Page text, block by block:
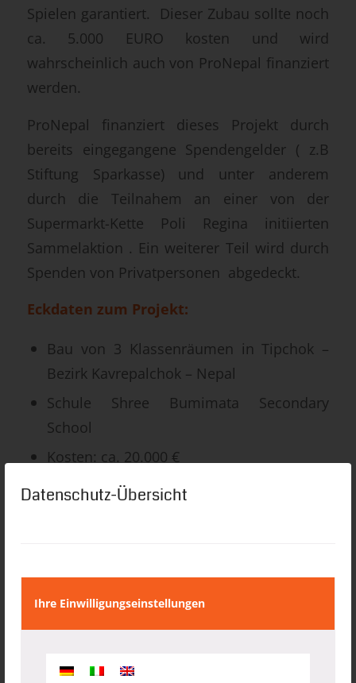
Datenschutz-Übersicht
Ihre Einwilligungseinstellungen
Spielen garantiert. Dieser Zubau sollte noch
ca. 5.000 EURO kosten und wird
wahrscheinlich auch von ProNepal finanziert
werden.
ProNepal finanziert dieses Projekt durch
bereits eingegangene Spendengelder ( z.B
Stiftung Sparkasse) und unter anderem
durch die Teilnahem an einer von der
Supermarkt-Kette Poli Regina initiierten
Sammelaktion . Ein weiterer Teil wird durch
Spenden von Privatpersonen abgedeckt.
Eckdaten zum Projekt:
Bau von 3 Klassenräumen in Tipchok –
Bezirk Kavrepalchok – Nepal
Schule Shree Bumimata Secondary
School
Kosten: ca. 20.000 €
Anzahl Schüler: 250